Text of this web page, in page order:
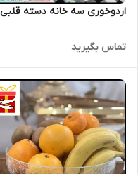
اردوخوری سه خانه دسته قلبی
تماس بگیرید